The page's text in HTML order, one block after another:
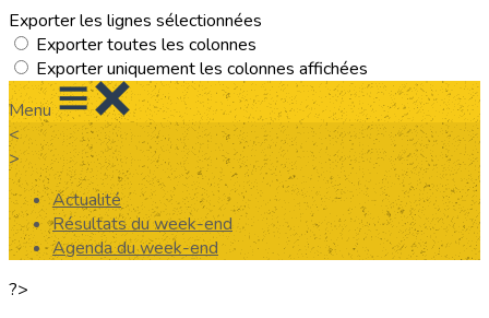
Exporter les lignes sélectionnées
Exporter toutes les colonnes
Exporter uniquement les colonnes affichées
Menu
<
>
Actualité
Résultats du week-end
Agenda du week-end
?>